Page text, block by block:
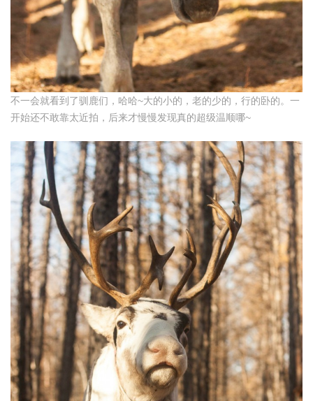
不一会就看到了驯鹿们，哈哈~大的小的，老的少的，行的卧的。一
开始还不敢靠太近拍，后来才慢慢发现真的超级温顺哪~